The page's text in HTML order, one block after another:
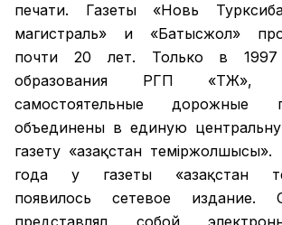
печати. Газеты «Новь
магистраль» и «Батысжол»
почти 20 лет. Только в 1997
образования РГП «ҚТЖ»,
самостоятельные дорожные
объединены в единую
газету «Қазақстан
года у газеты «Қазақстан
появилось сетевое издание.
представлял собой